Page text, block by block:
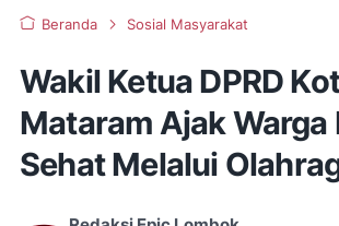
Beranda Sosial Masyarakat
Wakil Ketua DPRD
Mataram Ajak Warga
Sehat Melalui